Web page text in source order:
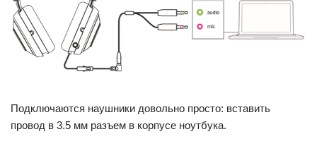
Подключаются наушники довольно просто: вставить
провод в 3.5 мм разъем в корпусе ноутбука.